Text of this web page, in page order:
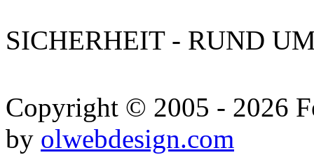
SICHERHEIT - RUND
Copyright © 2005 - 2026
by olwebdesign.com